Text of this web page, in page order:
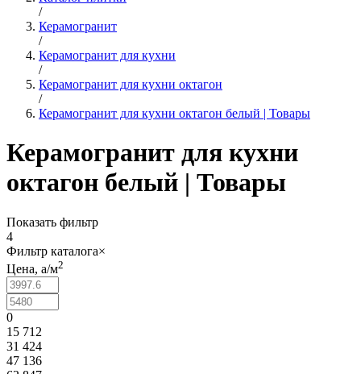
/
Керамогранит
/
Керамогранит для кухни
/
Керамогранит для кухни октагон
/
Керамогранит для кухни октагон белый | Товары
Керамогранит для кухни
октагон белый | Товары
Показать фильтр
4
Фильтр каталога×
Цена, a/м2
0
15 712
31 424
47 136